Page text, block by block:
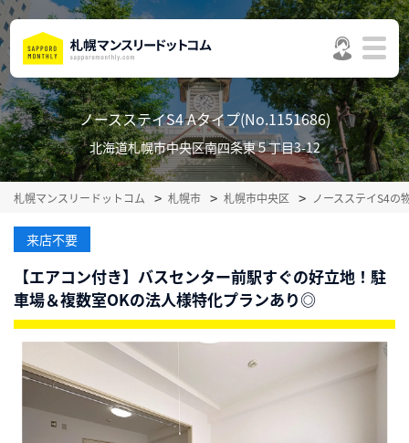
ノースステイS4 Aタイプ(No.1151686)
北海道札幌市中央区南四条東５丁目3-12
札幌マンスリードットコム 札幌市 札幌市中央区 ノースステイS4の
来店不要
【エアコン付き】バスセンター前駅すぐの好立地！駐
車場＆複数室OKの法人様特化プランあり◎